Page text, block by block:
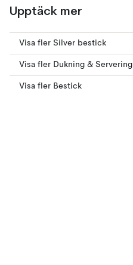
Upptäck mer
Visa fler Silver bestick
Visa fler Dukning & Servering
Visa fler Bestick